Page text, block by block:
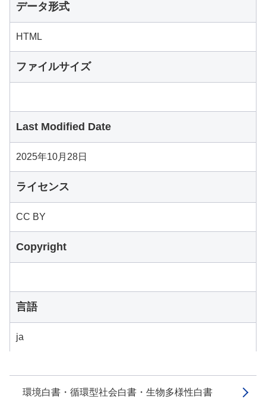
環境白書・循環型社会白書・生物多様性白書
データ形式
HTML
ファイルサイズ
Last Modified Date
2025年10月28日
ライセンス
CC BY
Copyright
言語
ja